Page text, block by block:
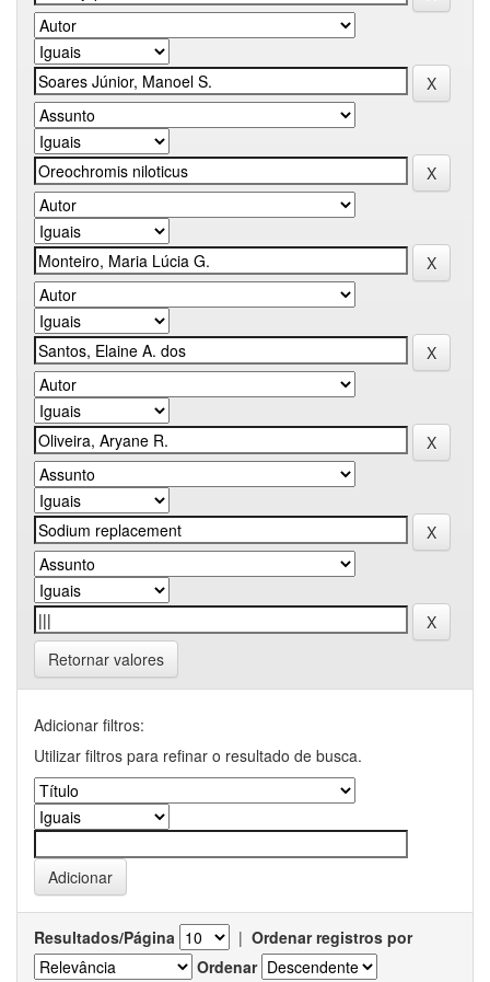
Retornar valores
Adicionar filtros:
Utilizar filtros para refinar o resultado de busca.
Resultados/Página | Ordenar registros por
Ordenar